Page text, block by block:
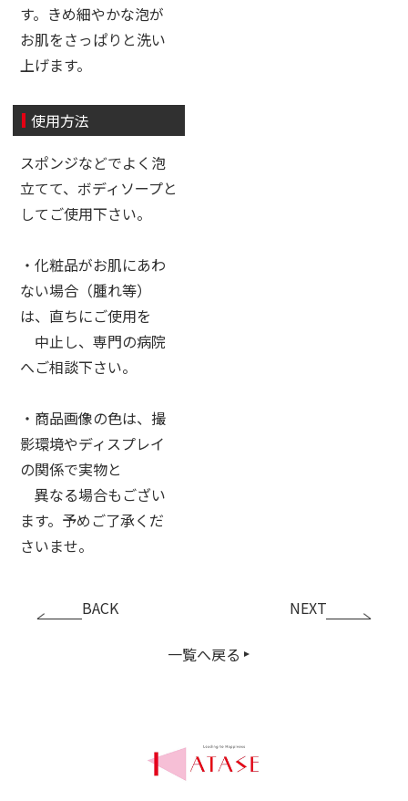
す。きめ細やかな泡が
お肌をさっぱりと洗い
上げます。
使用方法
スポンジなどでよく泡
立てて、ボディソープと
してご使用下さい。
・化粧品がお肌にあわ
ない場合（腫れ等）
は、直ちにご使用を
中止し、専門の病院
へご相談下さい。
・商品画像の色は、撮
影環境やディスプレイ
の関係で実物と
異なる場合もござい
ます。予めご了承くだ
さいませ。
BACK
一覧へ戻る
NEXT